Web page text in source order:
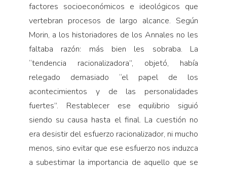
factores socioeconómicos e ideológicos que
vertebran procesos de largo alcance. Según
Morin, a los historiadores de los Annales no les
faltaba razón: más bien les sobraba. La
“tendencia racionalizadora”, objetó, había
relegado demasiado “el papel de los
acontecimientos y de las personalidades
fuertes”. Restablecer ese equilibrio siguió
siendo su causa hasta el final. La cuestión no
era desistir del esfuerzo racionalizador, ni mucho
menos, sino evitar que ese esfuerzo nos induzca
a subestimar la importancia de aquello que se